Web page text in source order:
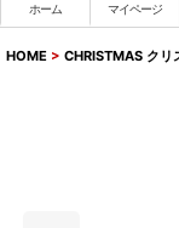
ホーム マイページ
HOME > CHRISTMAS クリ